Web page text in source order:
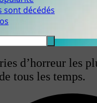
sont décédés
d’horreur les
tous les temps.